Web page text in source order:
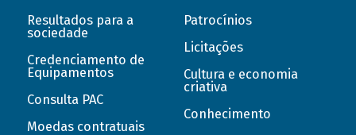
Resultados para a
sociedade
Credenciamento de
Equipamentos
Consulta PAC
Moedas contratuais
Patrocínios
Licitações
Cultura e economia
criativa
Conhecimento